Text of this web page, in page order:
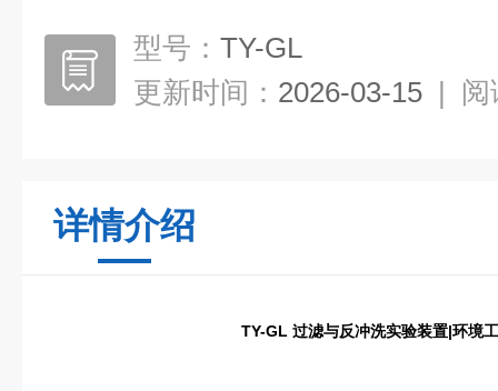
型号： TY-GL
更新时间： 2026-03-15 | 阅
详情介绍
TY-GL 过滤与反冲洗实验装置|环境